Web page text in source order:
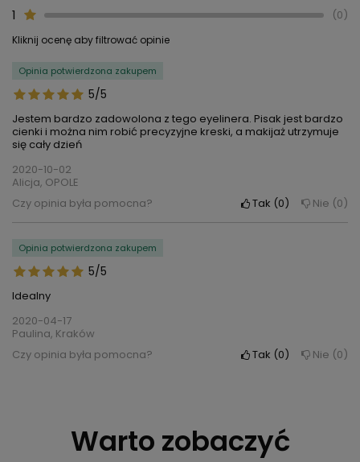
1 0
Kliknij ocenę aby filtrować opinie
5/5
Opinia potwierdzona zakupem
Jestem bardzo zadowolona z tego eyelinera. Pisak jest bardzo
cienki i można nim robić precyzyjne kreski, a makijaż utrzymuje
się cały dzień
2020-10-02
Alicja, OPOLE
Czy opinia była pomocna?
Tak 0 Nie 0
5/5
Opinia potwierdzona zakupem
Idealny
2020-04-17
Paulina, Kraków
Czy opinia była pomocna?
Tak 0 Nie 0
Warto zobaczyć